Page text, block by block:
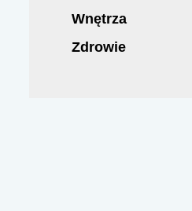
Wnętrza
Zdrowie